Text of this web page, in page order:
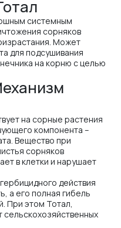
системным
сорняков
Может
для подсушивания
на корню с целью
на сорные растения
компонента –
Вещество при
сорняков
в клетки и нарушает
действия
а его полная гибель
При этом Тотал,
сельскохозяйственных